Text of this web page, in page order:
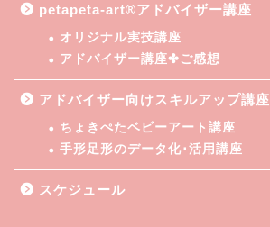
petapeta-art®アドバイザー講座
オリジナル実技講座
アドバイザー講座✤ご感想
アドバイザー向けスキルアップ講座
ちょきぺたベビーアート講座
手形足形のデータ化･活用講座
スケジュール